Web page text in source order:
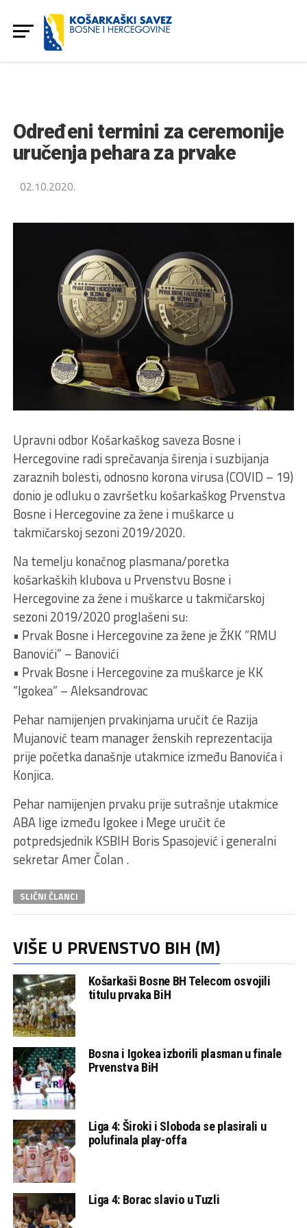
Određeni termini za ceremonije
uručenja pehara za prvake
02.10.2020.
Upravni odbor Košarkaškog saveza Bosne i
Hercegovine radi sprečavanja širenja i suzbijanja
zaraznih bolesti, odnosno korona virusa (COVID – 19)
donio je odluku o završetku košarkaškog Prvenstva
Bosne i Hercegovine za žene i muškarce u
takmičarskoj sezoni 2019/2020.
Na temelju konačnog plasmana/poretka
košarkaških klubova u Prvenstvu Bosne i
Hercegovine za žene i muškarce u takmičarskoj
sezoni 2019/2020 proglašeni su:
• Prvak Bosne i Hercegovine za žene je ŽKK ”RMU
Banovići” – Banovići
• Prvak Bosne i Hercegovine za muškarce je KK
”Igokea” – Aleksandrovac
Pehar namijenjen prvakinjama uručit će Razija
Mujanović team manager ženskih reprezentacija
prije početka današnje utakmice između Banovića i
Konjica.
Pehar namijenjen prvaku prije sutrašnje utakmice
ABA lige između Igokee i Mege uručit će
potpredsjednik KSBIH Boris Spasojević i generalni
sekretar Amer Čolan .
SLIČNI ČLANCI
VIŠE U PRVENSTVO BIH (M)
Košarkaši Bosne BH Telecom osvojili
titulu prvaka BiH
Bosna i Igokea izborili plasman u finale
Prvenstva BiH
Liga 4: Široki i Sloboda se plasirali u
polufinala play-offa
Liga 4: Borac slavio u Tuzli